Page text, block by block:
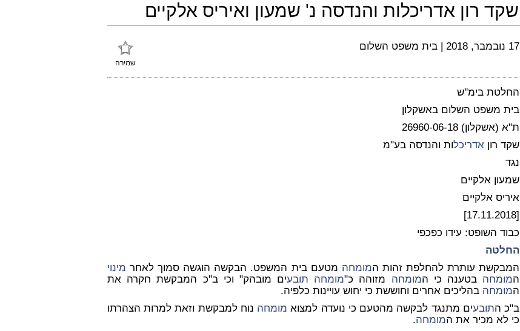
שקד רון אדריכלות והנדסה נ' שמעון ואיריס אלקיים
שמירה
17 נובמבר, 2018 | בית משפט השלום
החלטת בימ''ש
בית משפט השלום באשקלון
ת"א (אשקלון) 26960-06-18
שקד רון אדריכלות והנדסה בע"מ
נגד
שמעון אלקיים
איריס אלקיים
[17.11.2018]
כבוד השופט: עידו כפכפי
החלטה
המבקשת עותרת להחלפת זהות המומחה מטעם בית המשפט. הבקשה הוגשה סמוך לאחר מינוי
המומחה בטענה כי המומחה מזוהה כ"מומחה תובעים מובהק" וכי ב"כ המבקשת חקרה את
המומחה בהליכים אחרים וחוששת כי יחוש עויינות כלפיה.
ב"כ התובעים מתנגד לבקשה מהטעם כי נועדה למצוא מומחה נוח למבקשת וזאת למרות הצהרתו
כי לא מכיר את המומחה.